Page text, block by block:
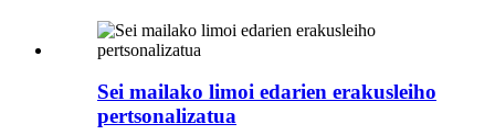
Sei mailako limoi edarien erakusleiho
pertsonalizatua